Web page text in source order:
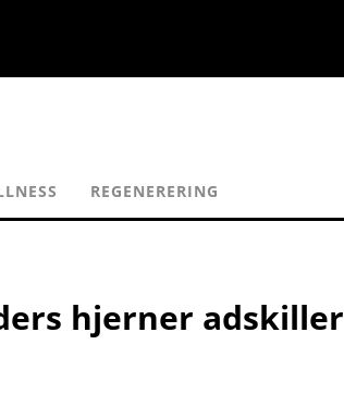
REGENERERING
hjerner adskiller